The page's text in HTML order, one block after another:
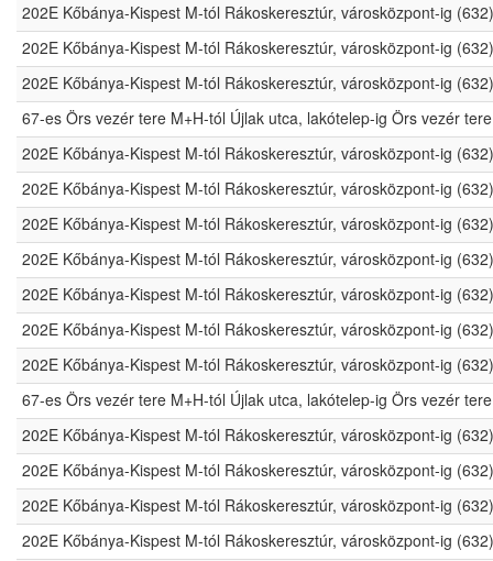
202E Kőbánya-Kispest M-tól Rákoskeresztúr, városközpont-ig (632)
202E Kőbánya-Kispest M-tól Rákoskeresztúr, városközpont-ig (632)
202E Kőbánya-Kispest M-tól Rákoskeresztúr, városközpont-ig (632)
67-es Örs vezér tere M+H-tól Újlak utca, lakótelep-ig Örs vezér
202E Kőbánya-Kispest M-tól Rákoskeresztúr, városközpont-ig (632)
202E Kőbánya-Kispest M-tól Rákoskeresztúr, városközpont-ig (632)
202E Kőbánya-Kispest M-tól Rákoskeresztúr, városközpont-ig (632)
202E Kőbánya-Kispest M-tól Rákoskeresztúr, városközpont-ig (632)
202E Kőbánya-Kispest M-tól Rákoskeresztúr, városközpont-ig (632)
202E Kőbánya-Kispest M-tól Rákoskeresztúr, városközpont-ig (632)
202E Kőbánya-Kispest M-tól Rákoskeresztúr, városközpont-ig (632)
67-es Örs vezér tere M+H-tól Újlak utca, lakótelep-ig Örs vezér
202E Kőbánya-Kispest M-tól Rákoskeresztúr, városközpont-ig (632)
202E Kőbánya-Kispest M-tól Rákoskeresztúr, városközpont-ig (632)
202E Kőbánya-Kispest M-tól Rákoskeresztúr, városközpont-ig (632)
202E Kőbánya-Kispest M-tól Rákoskeresztúr, városközpont-ig (632)